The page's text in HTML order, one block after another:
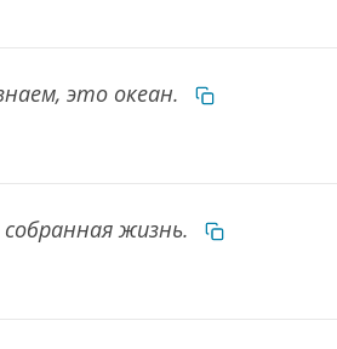
это океан.
жизнь.